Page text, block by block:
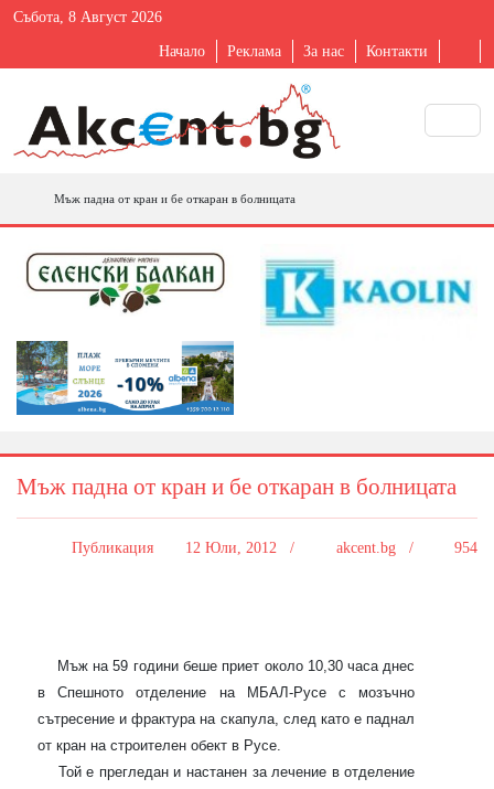
Събота, 8 Август 2026
Начало Реклама За нас Контакти
Мъж падна от кран и бе откаран в болницата
Мъж падна от кран и бе откаран в болницата
Публикация 12 Юли, 2012 / akcent.bg / 954
Мъж на 59 години беше приет около 10,30 часа днес
в Спешното отделение на МБАЛ-Русе с мозъчно
сътресение и фрактура на скапула, след като е паднал
от кран на строителен обект в Русе.
Той е прегледан и настанен за лечение в отделение